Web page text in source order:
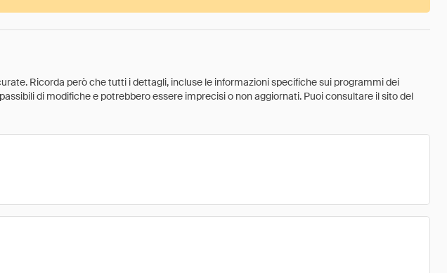
Ricorda però che tutti i dettagli, incluse le informazioni specifiche sui programmi dei
di modifiche e potrebbero essere imprecisi o non aggiornati. Puoi consultare il sito del